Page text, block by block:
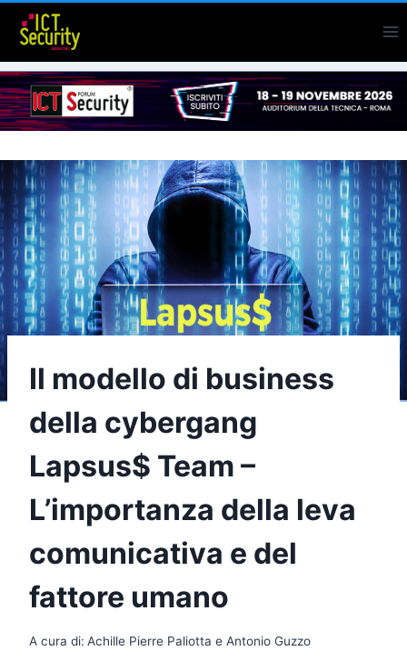
Salta
contenuto
Il modello di business
della cybergang
Lapsus$ Team –
L’importanza della leva
comunicativa e del
fattore umano
A cura di: Achille Pierre Paliotta e Antonio Guzzo